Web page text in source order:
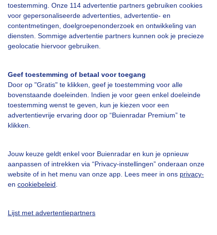
toestemming. Onze 114 advertentie partners gebruiken cookies
voor gepersonaliseerde advertenties, advertentie- en
contentmetingen, doelgroepenonderzoek en ontwikkeling van
diensten. Sommige advertentie partners kunnen ook je precieze
geolocatie hiervoor gebruiken.
Geef toestemming of betaal voor toegang
Door op "Gratis" te klikken, geef je toestemming voor alle
bovenstaande doeleinden. Indien je voor geen enkel doeleinde
toestemming wenst te geven, kun je kiezen voor een
advertentievrije ervaring door op “Buienradar Premium” te
klikken.
Jouw keuze geldt enkel voor Buienradar en kun je opnieuw
aanpassen of intrekken via “Privacy-instellingen” onderaan onze
website of in het menu van onze app. Lees meer in ons privacy-
en cookiebeleid
Lijst met advertentiepartners
Over Buienradar
Veelgestelde vragen
Contact
Toegankelijkheid
Gebruikersvoorwaarden
Buienradar Team
Privacy beleid
Privacy instellingen